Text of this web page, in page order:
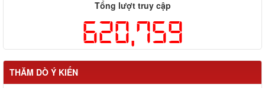
Tổng lượt truy cập
620,759
THĂM DÒ Ý KIẾN